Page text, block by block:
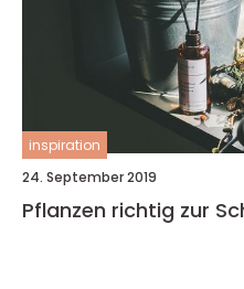
inspiration
24. September 2019
Pflanzen richtig zur